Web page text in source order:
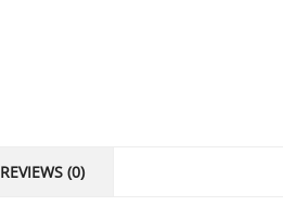
REVIEWS (0)